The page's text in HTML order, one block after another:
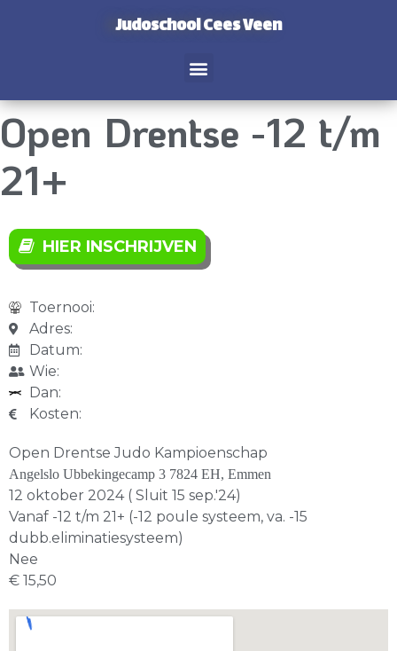
Judoschool Cees Veen
Open Drentse -12 t/m
21+
HIER INSCHRIJVEN
Toernooi:
Adres:
Datum:
Wie:
Dan:
Kosten:
Open Drentse Judo Kampioenschap
Angelslo Ubbekingecamp 3 7824 EH, Emmen
12 oktober 2024 ( Sluit 15 sep.'24)
Vanaf -12 t/m 21+ (-12 poule systeem, va. -15
dubb.eliminatiesysteem)
Nee
€ 15,50